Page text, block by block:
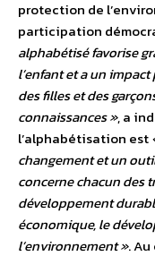
protection de
participation
alphabétisé favorise
l’enfant et a un
des filles et des
connaissances », a
l’alphabétisation est
changement et un
concerne chacun des
développement
économique, le
l’environnement ».